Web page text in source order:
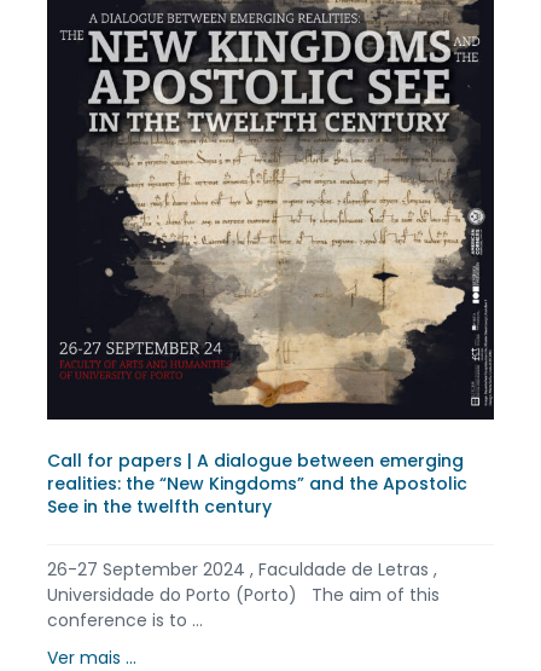
Call for papers | A dialogue between emerging
realities: the “New Kingdoms” and the Apostolic
See in the twelfth century
26-27 September 2024 , Faculdade de Letras ,
Universidade do Porto (Porto) The aim of this
conference is to ...
Ver mais ...